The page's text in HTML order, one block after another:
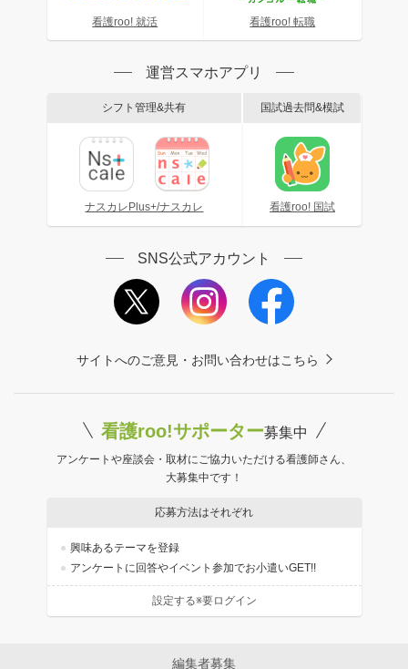
看護roo! 就活 看護roo! 転職
運営スマホアプリ
シフト管理&共有
ナスカレPlus+/ナスカレ
国試過去問&模試
看護roo! 国試
SNS公式アカウント
サイトへのご意見・お問い合わせはこちら
看護roo!サポーター募集中
アンケートや座談会・取材にご協力いただける看護師さん、
大募集中です！
応募方法はそれぞれ
興味あるテーマを登録
アンケートに回答やイベント参加でお小遣いGET!!
設定する※要ログイン
編集者募集